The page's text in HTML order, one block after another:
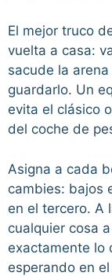
El mejor truco
vuelta a casa:
sacude la
guardarlo. Un
evita el clásico
del coche de
Asigna a cada
cambies: bajos
en el tercero. A
cualquier cosa
exactamente lo
esperando en